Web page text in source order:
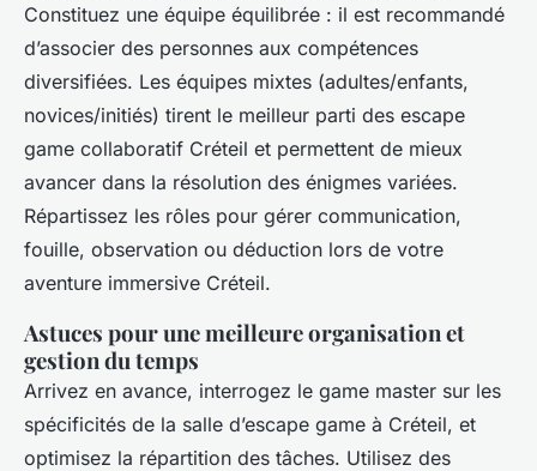
Constituez une équipe équilibrée : il est recommandé
d’associer des personnes aux compétences
diversifiées. Les équipes mixtes (adultes/enfants,
novices/initiés) tirent le meilleur parti des escape
game collaboratif Créteil et permettent de mieux
avancer dans la résolution des énigmes variées.
Répartissez les rôles pour gérer communication,
fouille, observation ou déduction lors de votre
aventure immersive Créteil.
Astuces pour une meilleure organisation et
gestion du temps
Arrivez en avance, interrogez le game master sur les
spécificités de la salle d’escape game à Créteil, et
optimisez la répartition des tâches. Utilisez des